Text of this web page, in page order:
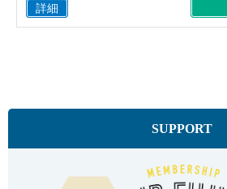
詳細
SUPPORT